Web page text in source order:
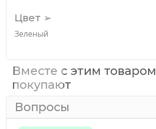
Цвет ➢
Зеленый
Вместе с этим товаром
покупают
Вопросы